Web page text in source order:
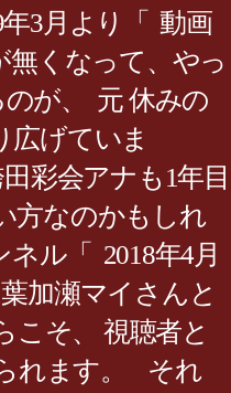
3月より「 動画
くなって、やっ
が、 元 休みの
広げていま
彩会アナも1年目
方なのかもしれ
ル「 2018年4月
加瀬マイさんと
こそ、 視聴者と
れます。 それ